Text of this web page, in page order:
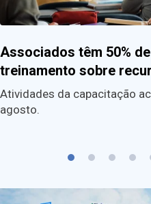
Associados têm 50%
treinamento sobre
Atividades da capacitação
agosto.